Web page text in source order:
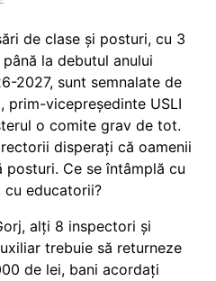
de clase și posturi, cu 3
la debutul anului
2027, sunt semnalate de
prim-vicepreședinte USLI
o comite grav de tot.
disperați că oamenii
posturi. Ce se întâmplă cu
educatorii?
alți 8 inspectori și
trebuie să returneze
de lei, bani acordați